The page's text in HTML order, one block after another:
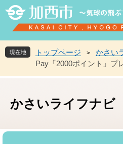
先
頭
を
飛
現在地 トップページ > かさい
Pay「2000ポイント」プ
かさいライフナビ
本